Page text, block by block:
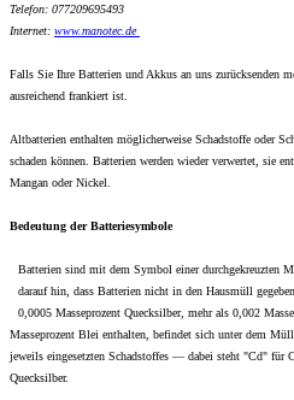
Telefon: 077209695493
Internet: www.manotec.de
Falls Sie Ihre Batterien und Akkus an uns zurücksenden
ausreichend frankiert ist.
Altbatterien enthalten möglicherweise Schadstoffe oder
schaden können. Batterien werden wieder verwertet, sie
Mangan oder Nickel.
Bedeutung der Batteriesymbole
Batterien sind mit dem Symbol einer durchgekreuzten
darauf hin, dass Batterien nicht in den Hausmüll
0,0005 Masseprozent Quecksilber, mehr als 0,002
Masseprozent Blei enthalten, befindet sich unter dem
jeweils eingesetzten Schadstoffes — dabei steht "Cd"
Quecksilber.